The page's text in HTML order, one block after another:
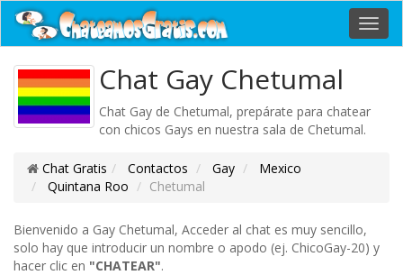
Chat Gay Chetumal
Chat Gay de Chetumal, prepárate para chatear
con chicos Gays en nuestra sala de Chetumal.
Chat Gratis Contactos Gay
Mexico
Quintana Roo
Chetumal
Bienvenido a Gay Chetumal, Acceder al chat es muy sencillo,
solo hay que introducir un nombre o apodo (ej. ChicoGay-20) y
hacer clic en "CHATEAR".